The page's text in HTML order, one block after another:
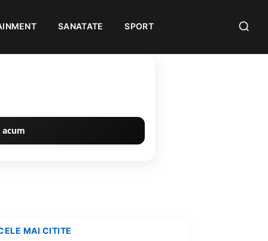
SANATATE SPORT
MAI CITITE